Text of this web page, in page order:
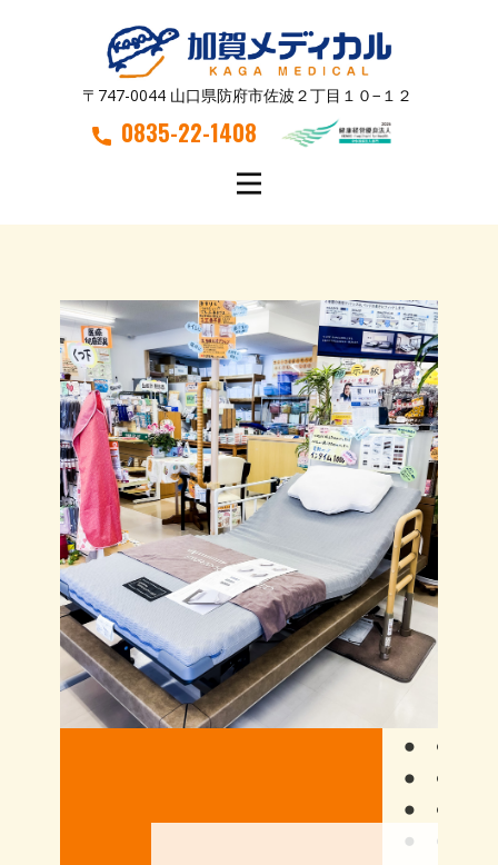
〒747-0044 山口県防府市佐波２丁目１０−１２
0835-22-1408